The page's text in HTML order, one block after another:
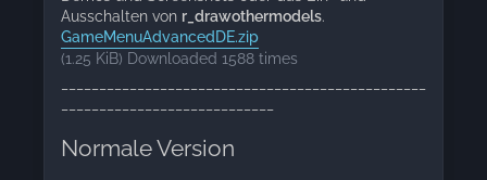
Ausschalten von r_drawothermodels.
GameMenuAdvancedDE.zip
(1.25 KiB) Downloaded 1588 times
Normale Version